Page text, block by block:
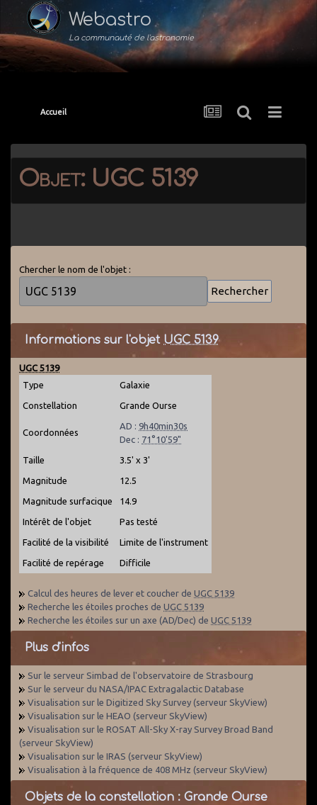
Webastro
La communauté de l'astronomie
Accueil
Objet: UGC 5139
Chercher le nom de l'objet :
Informations sur l'objet UGC 5139
UGC 5139
Type
Galaxie
Constellation Grande Ourse
Coordonnées
AD : 9h40min30s
Dec : 71°10'59"
Taille 3.5' x 3'
Magnitude 12.5
Magnitude surfacique 14.9
Intérêt de l'objet Pas testé
Facilité de la visibilité Limite de l'instrument
Facilité de repérage Difficile
Calcul des heures de lever et coucher de UGC 5139
Recherche les étoiles proches de UGC 5139
Recherche les étoiles sur un axe (AD/Dec) de UGC 5139
Plus d'infos
Sur le serveur Simbad de l'observatoire de Strasbourg
Sur le serveur du NASA/IPAC Extragalactic Database
Visualisation sur le Digitized Sky Survey (serveur SkyView)
Visualisation sur le HEAO (serveur SkyView)
Visualisation sur le ROSAT All-Sky X-ray Survey Broad Band
(serveur SkyView)
Visualisation sur le IRAS (serveur SkyView)
Visualisation à la fréquence de 408 MHz (serveur SkyView)
Objets de la constellation : Grande Ourse